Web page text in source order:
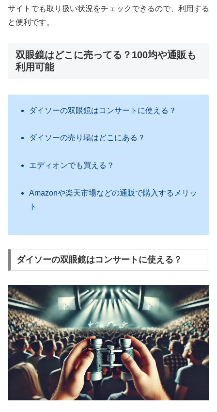
サイトでも取り扱い状況をチェックできるので、利用する
と便利です。
双眼鏡はどこに売ってる？100均や通販も
利用可能
ダイソーの双眼鏡はコンサートに使える？
ダイソーの売り場はどこにある？
エディオンでも買える？
Amazonや楽天市場などの通販で購入するメリッ
ト
ダイソーの双眼鏡はコンサートに使える？